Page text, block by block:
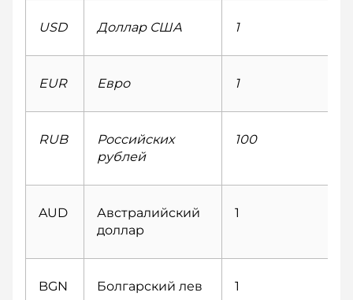
USD Доллар США 1
EUR Евро 1
RUB
Российских
рублей
100
AUD
Австралийский
доллар
1
BGN Болгарский лев 1